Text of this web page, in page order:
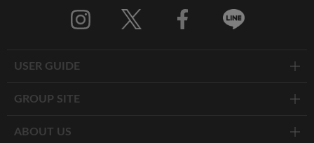
USER GUIDE
GROUP SITE
ABOUT US